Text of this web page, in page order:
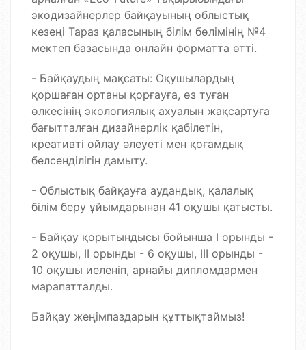
экодизайнерлер байқауының облыстық
кезеңі Тараз қаласының білім бөлімінің №4
мектеп базасында онлайн форматта өтті.
- Байқаудың мақсаты: Оқушылардың
қоршаған ортаны қорғауға, өз туған
өлкесінің экологиялық ахуалын жақсартуға
бағытталған дизайнерлік қабілетін,
креативті ойлау әлеуеті мен қоғамдық
белсенділігін дамыту.
- Облыстық байқауға аудандық, қалалық
білім беру ұйымдарынан 41 оқушы қатысты.
- Байқау қорытындысы бойынша I орынды -
2 оқушы, II орынды - 6 оқушы, III орынды -
10 оқушы иеленіп, арнайы дипломдармен
марапатталды.
Байқау жеңімпаздарын құттықтаймыз!